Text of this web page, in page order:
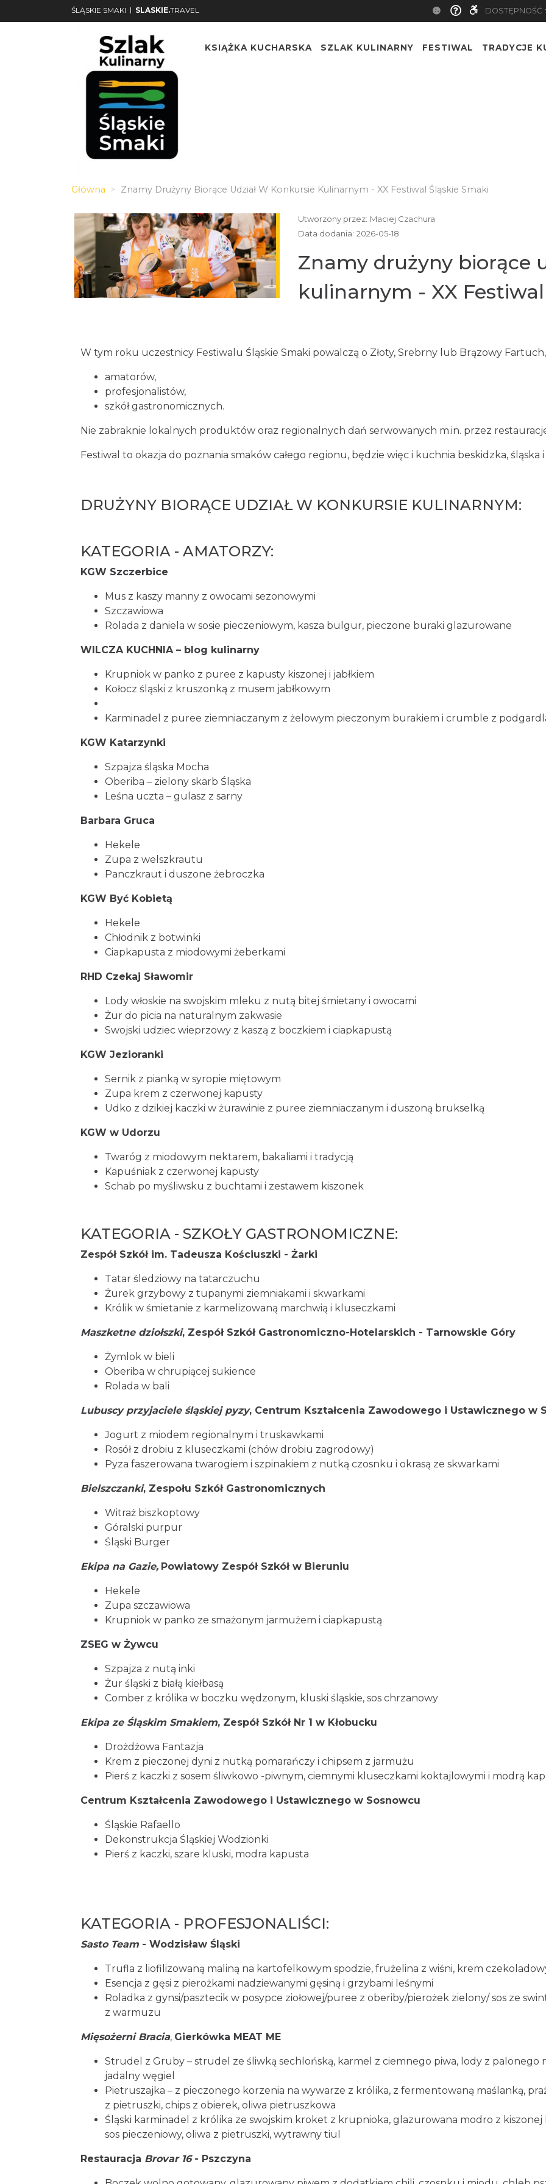
ŚLĄSKIE SMAKI | SLASKIE.TRAVEL DOSTĘPNOŚĆ
KSIĄŻKA KUCHARSKA SZLAK KULINARNY FESTIWAL TRADYCJE
Główna Znamy Drużyny Biorące Udział W Konkursie Kulinarnym - XX Festiwal Śląskie Smaki
Utworzony przez: Maciej Czachura
Data dodania: 2026-05-18
Znamy drużyny biorące
kulinarnym - XX
W tym roku uczestnicy Festiwalu Śląskie Smaki powalczą o Złoty, Srebrny lub Brązowy
amatorów,
profesjonalistów,
szkół gastronomicznych.
Nie zabraknie lokalnych produktów oraz regionalnych dań serwowanych m.in. przez
Festiwal to okazja do poznania smaków całego regionu, będzie więc i kuchnia beskidzka, śląska i
DRUŻYNY BIORĄCE UDZIAŁ W KONKURSIE KULINARNYM:
KATEGORIA - AMATORZY:
KGW Szczerbice
Mus z kaszy manny z owocami sezonowymi
Szczawiowa
Rolada z daniela w sosie pieczeniowym, kasza bulgur, pieczone buraki glazurowane
WILCZA KUCHNIA – blog kulinarny
Krupniok w panko z puree z kapusty kiszonej i jabłkiem
Kołocz śląski z kruszonką z musem jabłkowym
Karminadel z puree ziemniaczanym z żelowym pieczonym burakiem i crumble z
KGW Katarzynki
Szpajza śląska Mocha
Oberiba – zielony skarb Śląska
Leśna uczta – gulasz z sarny
Barbara Gruca
Hekele
Zupa z welszkrautu
Panczkraut i duszone żebroczka
KGW Być Kobietą
Hekele
Chłodnik z botwinki
Ciapkapusta z miodowymi żeberkami
RHD Czekaj Sławomir
Lody włoskie na swojskim mleku z nutą bitej śmietany i owocami
Żur do picia na naturalnym zakwasie
Swojski udziec wieprzowy z kaszą z boczkiem i ciapkapustą
KGW Jezioranki
Sernik z pianką w syropie miętowym
Zupa krem z czerwonej kapusty
Udko z dzikiej kaczki w żurawinie z puree ziemniaczanym i duszoną brukselką
KGW w Udorzu
Twaróg z miodowym nektarem, bakaliami i tradycją
Kapuśniak z czerwonej kapusty
Schab po myśliwsku z buchtami i zestawem kiszonek
KATEGORIA - SZKOŁY GASTRONOMICZNE:
Zespół Szkół im. Tadeusza Kościuszki - Żarki
Tatar śledziowy na tatarczuchu
Żurek grzybowy z tupanymi ziemniakami i skwarkami
Królik w śmietanie z karmelizowaną marchwią i kluseczkami
Maszketne dziołszki, Zespół Szkół Gastronomiczno-Hotelarskich - Tarnowskie Góry
Żymlok w bieli
Oberiba w chrupiącej sukience
Rolada w bali
Lubuscy przyjaciele śląskiej pyzy, Centrum Kształcenia Zawodowego i Ustawicznego w
Jogurt z miodem regionalnym i truskawkami
Rosół z drobiu z kluseczkami (chów drobiu zagrodowy)
Pyza faszerowana twarogiem i szpinakiem z nutką czosnku i okrasą ze skwarkami
Bielszczanki, Zespołu Szkół Gastronomicznych
Witraż biszkoptowy
Góralski purpur
Śląski Burger
Ekipa na Gazie, Powiatowy Zespół Szkół w Bieruniu
Hekele
Zupa szczawiowa
Krupniok w panko ze smażonym jarmużem i ciapkapustą
ZSEG w Żywcu
Szpajza z nutą inki
Żur śląski z białą kiełbasą
Comber z królika w boczku wędzonym, kluski śląskie, sos chrzanowy
Ekipa ze Śląskim Smakiem, Zespół Szkół Nr 1 w Kłobucku
Drożdżowa Fantazja
Krem z pieczonej dyni z nutką pomarańczy i chipsem z jarmużu
Pierś z kaczki z sosem śliwkowo -piwnym, ciemnymi kluseczkami koktajlowymi i modrą
Centrum Kształcenia Zawodowego i Ustawicznego w Sosnowcu
Śląskie Rafaello
Dekonstrukcja Śląskiej Wodzionki
Pierś z kaczki, szare kluski, modra kapusta
KATEGORIA - PROFESJONALIŚCI:
Sasto Team - Wodzisław Śląski
Trufla z liofilizowaną maliną na kartofelkowym spodzie, frużelina z wiśni, krem
Esencja z gęsi z pierożkami nadziewanymi gęsiną i grzybami leśnymi
Roladka z gynsi/pasztecik w posypce ziołowej/puree z oberiby/pierożek zielony/ sos ze
z warmuzu
Mięsożerni Bracia, Gierkówka MEAT ME
Strudel z Gruby – strudel ze śliwką sechlońską, karmel z ciemnego piwa, lody z palonego
jadalny węgiel
Pietruszajka – z pieczonego korzenia na wywarze z królika, z fermentowaną maślanką,
z pietruszki, chips z obierek, oliwa pietruszkowa
Śląski karminadel z królika ze swojskim kroket z krupnioka, glazurowana modro z
sos pieczeniowy, oliwa z pietruszki, wytrawny tiul
Restauracja Brovar 16- Pszczyna